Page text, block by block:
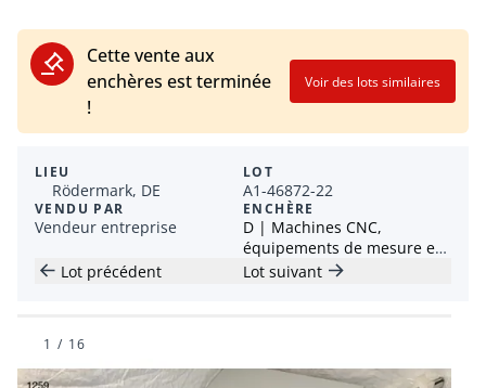
Cette vente aux
enchères est terminée
!
Voir des lots similaires
LIEU
Rödermark, DE
VENDU PAR
Vendeur entreprise
LOT
A1-46872-22
ENCHÈRE
D | Machines CNC,
équipements de mesure et
équipements d’atelier
Lot précédent Lot suivant
1 / 16